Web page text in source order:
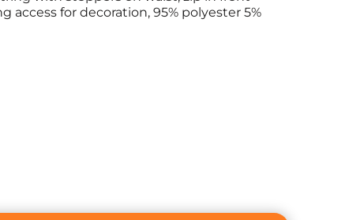
for decoration, 95% polyester 5%